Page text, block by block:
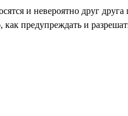
и невероятно друг
предупреждать и